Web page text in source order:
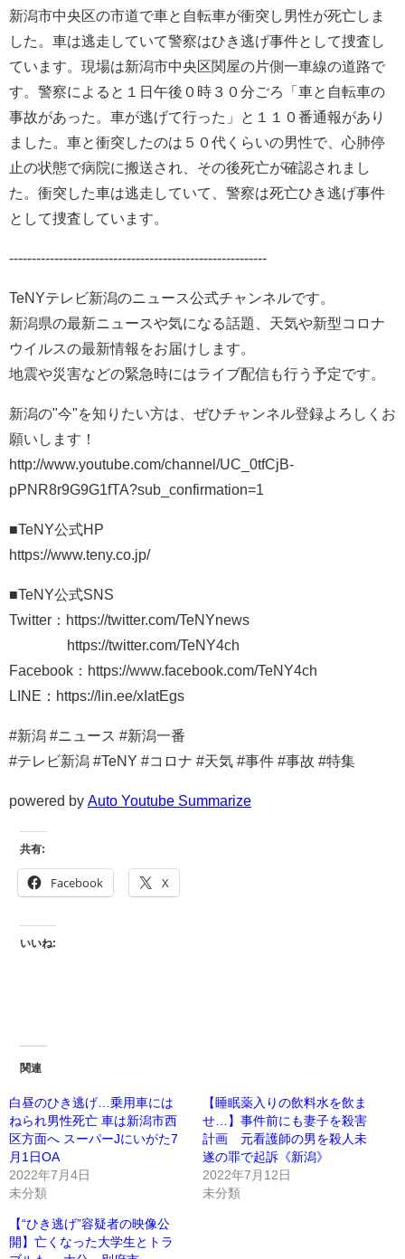
新潟市中央区の市道で車と自転車が衝突し男性が死亡しま
した。車は逃走していて警察はひき逃げ事件として捜査し
ています。現場は新潟市中央区関屋の片側一車線の道路で
す。警察によると１日午後０時３０分ごろ「車と自転車の
事故があった。車が逃げて行った」と１１０番通報があり
ました。車と衝突したのは５０代くらいの男性で、心肺停
止の状態で病院に搬送され、その後死亡が確認されまし
た。衝突した車は逃走していて、警察は死亡ひき逃げ事件
として捜査しています。
---------------------------------------------------------
TeNYテレビ新潟のニュース公式チャンネルです。
新潟県の最新ニュースや気になる話題、天気や新型コロナ
ウイルスの最新情報をお届けします。
地震や災害などの緊急時にはライブ配信も行う予定です。
新潟の"今"を知りたい方は、ぜひチャンネル登録よろしくお
願いします！
http://www.youtube.com/channel/UC_0tfCjB-
pPNR8r9G9G1fTA?sub_confirmation=1
■TeNY公式HP
https://www.teny.co.jp/
■TeNY公式SNS
Twitter：https://twitter.com/TeNYnews
https://twitter.com/TeNY4ch
Facebook：https://www.facebook.com/TeNY4ch
LINE：https://lin.ee/xIatEgs
#新潟 #ニュース #新潟一番
#テレビ新潟 #TeNY #コロナ #天気 #事件 #事故 #特集
powered by Auto Youtube Summarize
共有:
Facebook X
いいね:
関連
白昼のひき逃げ…乗用車には
ねられ男性死亡 車は新潟市西
区方面へ スーパーJにいがた7
月1日OA
2022年7月4日
未分類
【睡眠薬入りの飲料水を飲ま
せ…】事件前にも妻子を殺害
計画 元看護師の男を殺人未
遂の罪で起訴《新潟》
2022年7月12日
未分類
【“ひき逃げ”容疑者の映像公
開】亡くなった大学生とトラ